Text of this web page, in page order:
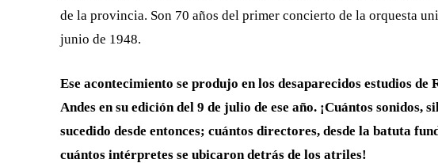
de la provincia. Son 70 años del primer concierto de la orquesta
junio de 1948.
Ese acontecimiento se produjo en los desaparecidos estudios
Andes en su edición del 9 de julio de ese año. ¡Cuántos sonidos,
sucedido desde entonces; cuántos directores, desde la batuta
cuántos intérpretes se ubicaron detrás de los atriles!